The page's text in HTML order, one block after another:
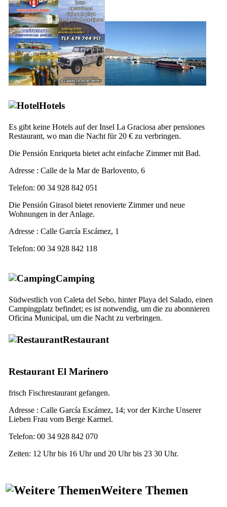
Hotels
Es gibt keine Hotels auf der Insel La Graciosa aberpensiones
Restaurant, wo man die Nacht für 20 € zu verbringen.
Die Pensión Enriqueta bietet acht einfache Zimmer mit Bad.
Adresse : Calle de la Mar de Barlovento, 6
Telefon: 00 34 928 842 051
Die Pensión Girasol bietet renovierte Zimmer und neue
Wohnungen in der Anlage.
Adresse : Calle García Escámez, 1
Telefon: 00 34 928 842 118
Camping
Südwestlich von Caleta del Sebo, hinterPlaya del Salado, einen
Campingplatz befindet; es ist notwendig, um die zu abonnieren
Oficina Municipal, um die Nacht zu verbringen.
Restaurant
Restaurant El Marinero
frisch Fischrestaurant gefangen.
Adresse : Calle García Escámez, 14; vor der Kirche Unserer
Lieben Frau vom Berge Karmel.
Telefon: 00 34 928 842 070
Zeiten: 12 Uhr bis 16 Uhr und 20 Uhr bis 23 30 Uhr.
Weitere Themen